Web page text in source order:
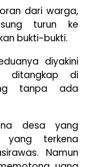
dari warga,
turun ke
bukti-bukti.
diyakini
ditangkap di
tanpa ada
desa yang
yang terkena
Namun